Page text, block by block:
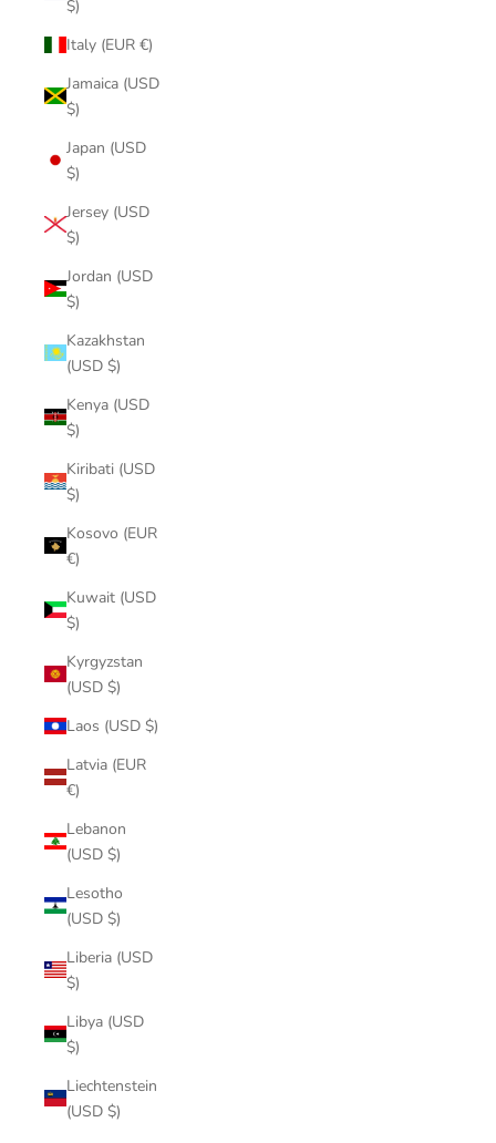
$)
Italy (EUR €)
Jamaica (USD
$)
Japan (USD
$)
Jersey (USD
$)
Jordan (USD
$)
Kazakhstan
(USD $)
Kenya (USD
$)
Kiribati (USD
$)
Kosovo (EUR
€)
Kuwait (USD
$)
Kyrgyzstan
(USD $)
Laos (USD $)
Latvia (EUR
€)
Lebanon
(USD $)
Lesotho
(USD $)
Liberia (USD
$)
Libya (USD
$)
Liechtenstein
(USD $)